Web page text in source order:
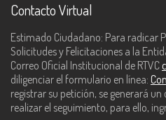
Contacto Virtual
Estimado Ciudadano: Para radicar
Solicitudes y Felicitaciones a la
Correo Oficial Institucional de RTVC
diligenciar el formulario en línea:
registrar su petición, se generará
realizar el seguimiento, para ello,